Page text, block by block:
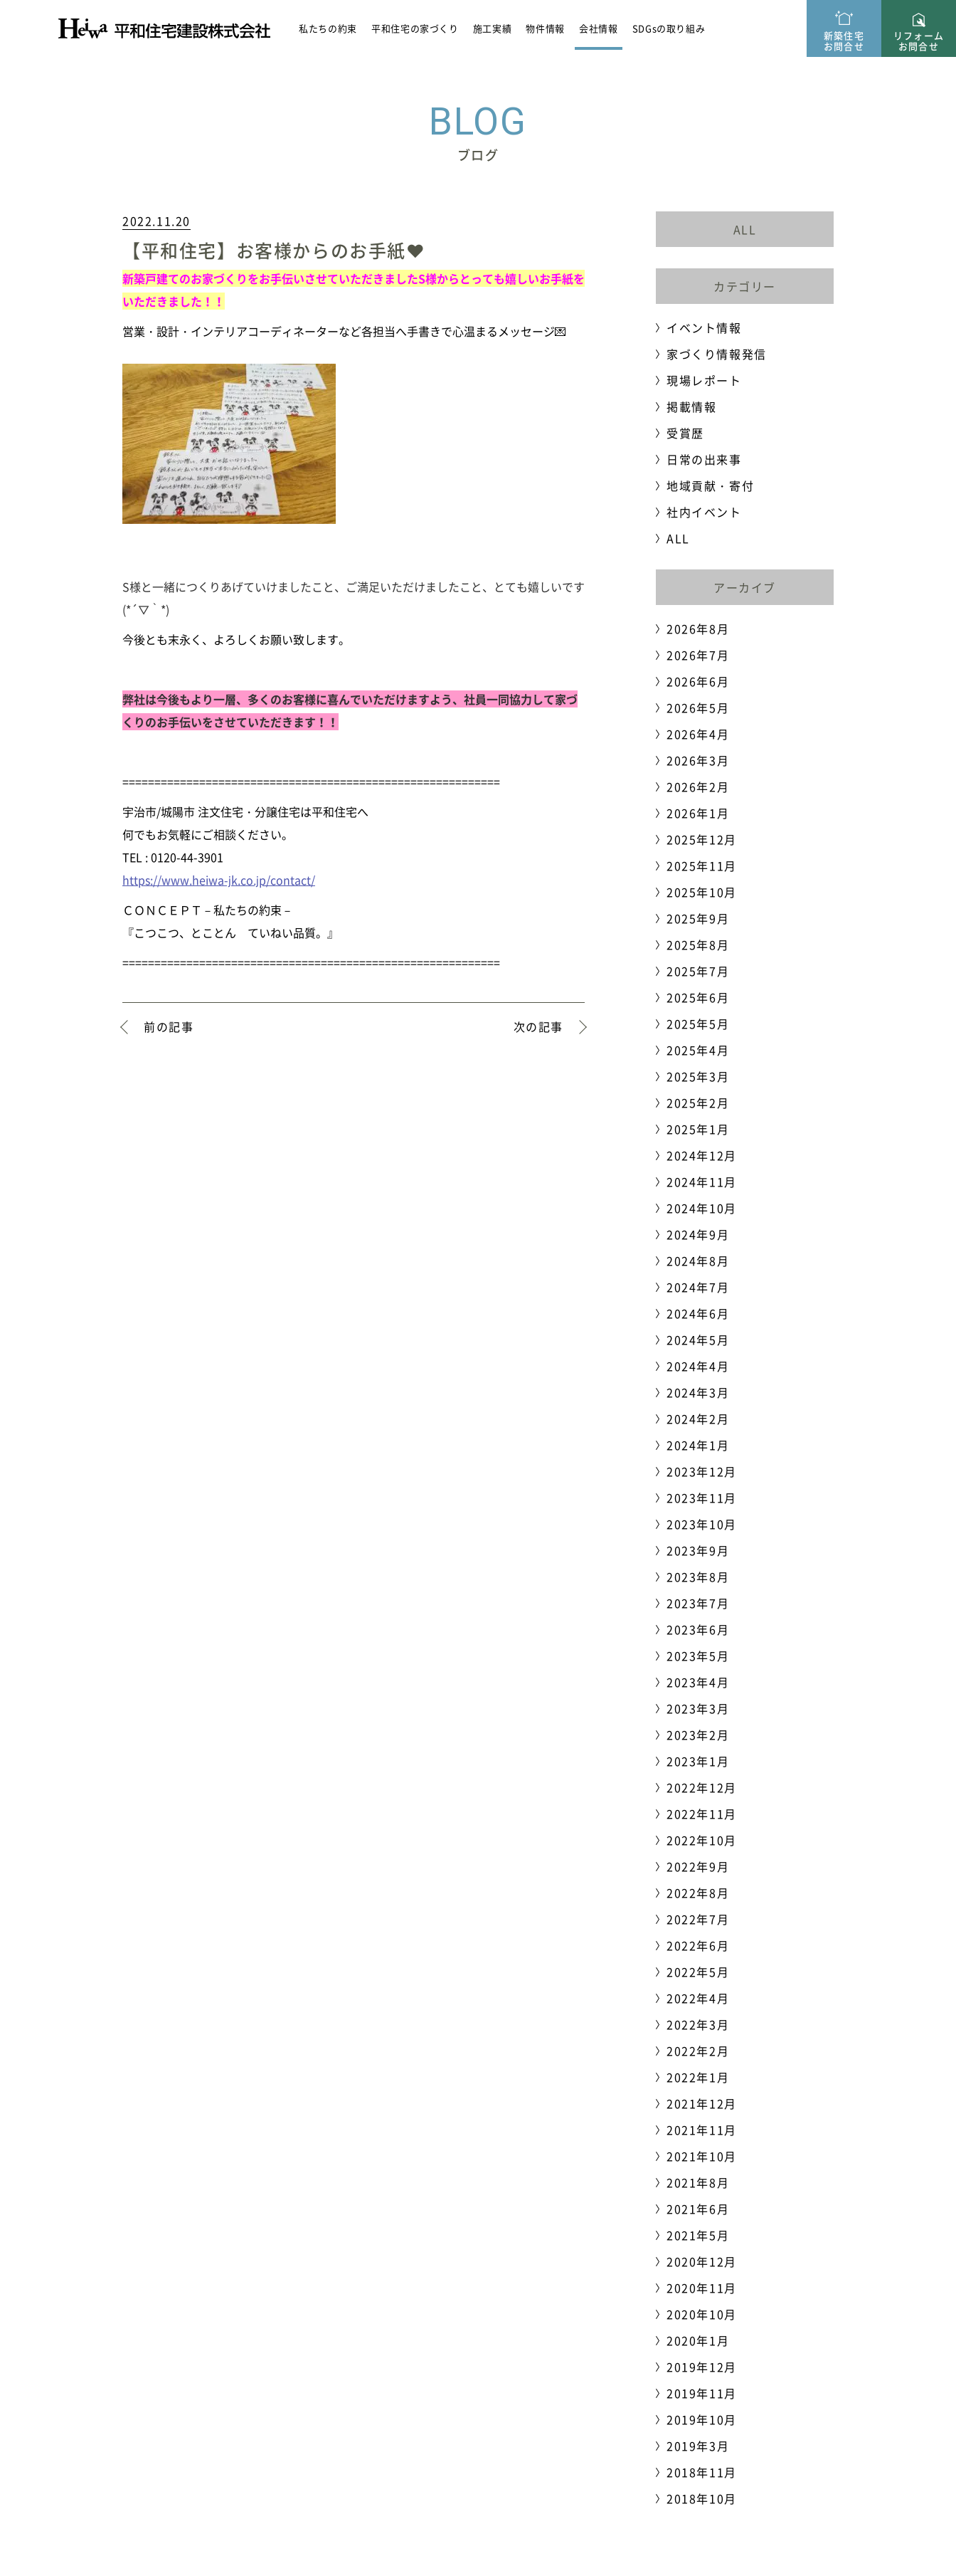
私たちの約束 平和住宅の家づくり 施工実績 物件情報 会社情報 SDGsの取り組み
新築住宅
お問合せ
リフォーム
お問合せ
BLOG
ブログ
2022.11.20
【平和住宅】お客様からのお手紙❤
新築戸建てのお家づくりをお手伝いさせていただきましたS様からとっても嬉しいお手紙を
いただきました！！
営業・設計・インテリアコーディネーターなど各担当へ手書きで心温まるメッセージ💌
S様と一緒につくりあげていけましたこと、ご満足いただけましたこと、とても嬉しいです
(*´▽｀*)
今後とも末永く、よろしくお願い致します。
弊社は今後もより一層、多くのお客様に喜んでいただけますよう、社員一同協力して家づ
くりのお手伝いをさせていただきます！！
===========================================================
宇治市/城陽市 注文住宅・分譲住宅は平和住宅へ
何でもお気軽にご相談ください。
TEL : 0120-44-3901
https://www.heiwa-jk.co.jp/contact/
ＣＯＮＣＥＰＴ－私たちの約束－
『こつこつ、とことん ていねい品質。』
===========================================================
前の記事 次の記事
ALL
カテゴリー
イベント情報
家づくり情報発信
現場レポート
掲載情報
受賞歴
日常の出来事
地域貢献・寄付
社内イベント
ALL
アーカイブ
2026年8月
2026年7月
2026年6月
2026年5月
2026年4月
2026年3月
2026年2月
2026年1月
2025年12月
2025年11月
2025年10月
2025年9月
2025年8月
2025年7月
2025年6月
2025年5月
2025年4月
2025年3月
2025年2月
2025年1月
2024年12月
2024年11月
2024年10月
2024年9月
2024年8月
2024年7月
2024年6月
2024年5月
2024年4月
2024年3月
2024年2月
2024年1月
2023年12月
2023年11月
2023年10月
2023年9月
2023年8月
2023年7月
2023年6月
2023年5月
2023年4月
2023年3月
2023年2月
2023年1月
2022年12月
2022年11月
2022年10月
2022年9月
2022年8月
2022年7月
2022年6月
2022年5月
2022年4月
2022年3月
2022年2月
2022年1月
2021年12月
2021年11月
2021年10月
2021年8月
2021年6月
2021年5月
2020年12月
2020年11月
2020年10月
2020年1月
2019年12月
2019年11月
2019年10月
2019年3月
2018年11月
2018年10月